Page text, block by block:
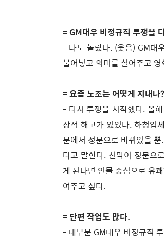
= GM대우 비정규직 투쟁을
- 나도 놀랐다. (웃음) GM대
불어넣고 의미를 실어주고
= 요즘 노조는 어떻게 지내나?
- 다시 투쟁을 시작했다. 올
상적 해고가 있었다. 하청업
문에서 정문으로 바뀌었을
다고 말한다. 천막이 정문으
게 된다면 인물 중심으로 유
여주고 싶다.
= 단편 작업도 많다.
- 대부분 GM대우 비정규직